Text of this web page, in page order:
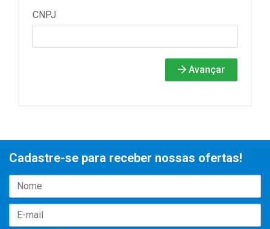
CNPJ
Avançar
Cadastre-se para receber nossas ofertas!